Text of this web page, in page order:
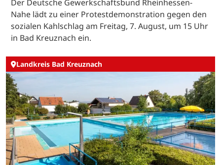
Der Deutsche Gewerkschaftsbund Rheinhessen-
Nahe lädt zu einer Protestdemonstration gegen den
sozialen Kahlschlag am Freitag, 7. August, um 15 Uhr
in Bad Kreuznach ein.
Landkreis Bad Kreuznach